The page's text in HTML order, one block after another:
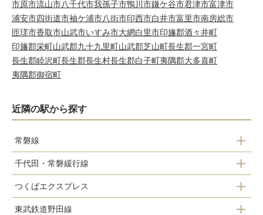
市原市流山市八千代市我孫子市鴨川市鎌ケ谷市君津市富津市
浦安市四街道市袖ケ浦市八街市印西市白井市富里市南房総市
匝瑳市香取市山武市いすみ市大網白里市印旛郡酒々井町
印旛郡栄町山武郡九十九里町山武郡芝山町長生郡一宮町
長生郡睦沢町長生郡長生村長生郡白子町夷隅郡大多喜町
夷隅郡御宿町
近隣の駅から探す
常磐線
柏駅
千代田・常磐緩行線
南柏駅
柏駅
つくばエクスプレス
柏の葉キャンパス駅
東武鉄道野田線